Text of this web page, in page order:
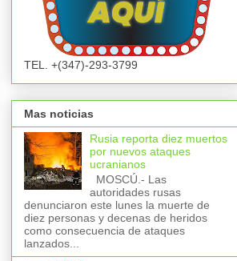
TEL. +(347)-293-3799
Mas noticias
Rusia reporta diez muertos
por nuevos ataques
ucranianos
MOSCÚ.- Las
autoridades rusas
denunciaron este lunes la muerte de
diez personas y decenas de heridos
como consecuencia de ataques
lanzados...